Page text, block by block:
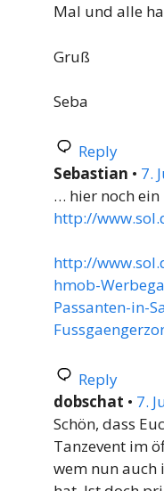
Mal und alle
Gruß
Seba
Reply
Sebastian • 7.
… hier noch ein
http://
http://
hmob-
Passanten-in-
Reply
dobschat • 7.
Schön, dass
Tanzevent im
wem nun auch